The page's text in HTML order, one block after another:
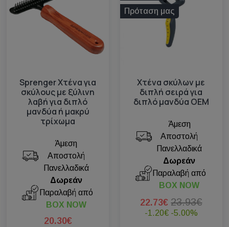
Sprenger Χτένα για
σκύλους με ξύλινη
λαβή για διπλό
μανδύα ή μακρύ
τρίχωμα
Άμεση
Αποστολή
Πανελλαδικά
Δωρεάν
Παραλαβή από
BOX NOW
20.30€
Πρόταση μας
Χτένα σκύλων με
διπλή σειρά για
διπλό μανδύα OEM
Άμεση
Αποστολή
Πανελλαδικά
Δωρεάν
Παραλαβή από
BOX NOW
22.73€23.93€
-1.20€ -5.00%